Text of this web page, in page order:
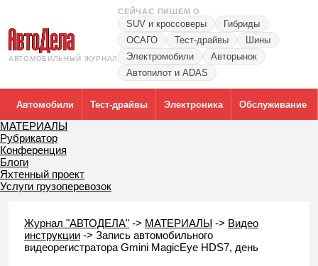
АВТОМОБИЛЬНЫЙ ЖУРНАЛ
СЕЙЧАС ПИШЕМ О
SUV и кроссоверы
Гибриды
ОСАГО
Тест-драйвы
Шины
Электромобили
Авторынок
Автопилот и ADAS
Автомобили Тест-драйвы Электроника Обслуживание
МАТЕРИАЛЫ
Рубрикатор
Конференция
Блоги
Яхтенный проект
Услуги грузоперевозок
Журнал "АВТОДЕЛА" -> МАТЕРИАЛЫ -> Видео
инструкции -> Запись автомобильного
видеорегистратора Gmini MagicEye HDS7, день